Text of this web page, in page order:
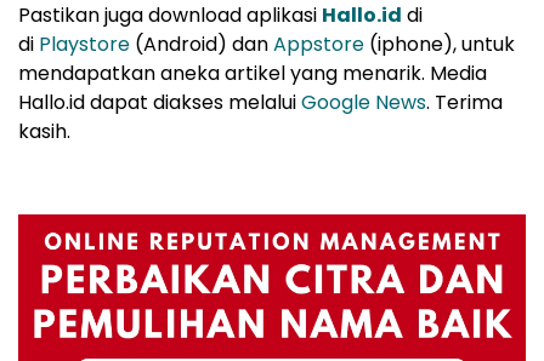
Pastikan juga download aplikasi Hallo.id di
di Playstore (Android) danAppstore (iphone), untuk
mendapatkan aneka artikel yang menarik. Media
Hallo.id dapat diakses melaluiGoogle News. Terima
kasih.